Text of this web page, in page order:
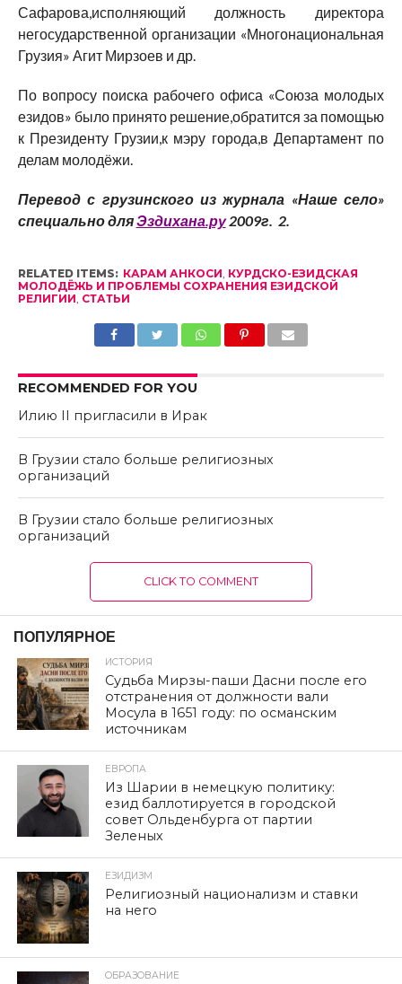
Сафарова,исполняющий должность директора
негосударственной организации «Многонациональная
Грузия» Агит Мирзоев и др.
По вопросу поиска рабочего офиса «Союза молодых
езидов» было принято решение,обратится за помощью
к Президенту Грузии,к мэру города,в Департамент по
делам молодёжи.
Перевод с грузинского из журнала «Наше село»
специально дляЭздихана.ру2009г. 2.
RELATED ITEMS: КАРАМ АНКОСИ КУРДСКО-ЕЗИДСКАЯ
МОЛОДЁЖЬ И ПРОБЛЕМЫ СОХРАНЕНИЯ ЕЗИДСКОЙ
РЕЛИГИИ СТАТЬИ
RECOMMENDED FOR YOU
Илию II пригласили в Ирак
В Грузии стало больше религиозных
организаций
В Грузии стало больше религиозных
организаций
CLICK TO COMMENT
ПОПУЛЯРНОЕ
ИСТОРИЯ
Судьба Мирзы-паши Дасни после его
отстранения от должности вали
Мосула в 1651 году: по османским
источникам
ЕВРОПА
Из Шарии в немецкую политику:
езид баллотируется в городской
совет Ольденбурга от партии
Зеленых
ЕЗИДИЗМ
Религиозный национализм и ставки
на него
ОБРАЗОВАНИЕ